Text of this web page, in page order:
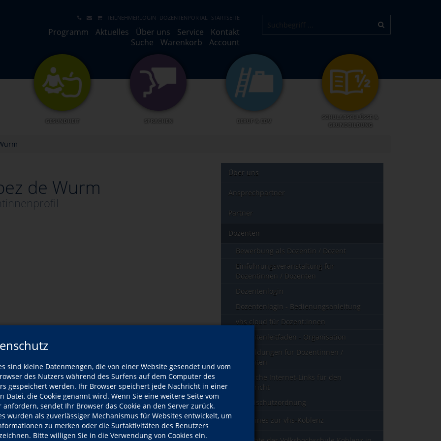
sind kleine Datenmengen, die von einer Website gesendet und vom
des Nutzers während des Surfens auf dem Computer des
gespeichert werden. Ihr Browser speichert jede Nachricht in einer
Datei, die Cookie genannt wird. Wenn Sie eine weitere Seite vom
anfordern, sendet Ihr Browser das Cookie an den Server zurück.
wurden als zuverlässiger Mechanismus für Websites entwickelt, um
zu merken oder die Surfaktivitäten des Benutzers
Bitte willigen Sie in die Verwendung von Cookies ein.
TEILNEHMERLOGIN DOZENTENPORTAL STARTSEITE
Programm Aktuelles Über uns Service
Kontakt
Suche
Warenkorb Account
GESUNDHEIT SPRACHEN BERUF & EDV
SCHULABSCHLÜSSE &
GRUNDBILDUNG
de Wurm
Dozentin
Wann?
Mo., 31.08.2026
Mo., 31.08.2026
Über uns
Ansprechpartner
Partner
Dozenten
Bewerbung als Dozentin / Dozent
Einführungsveranstaltung für
Dozentinnen / Dozenten
Dozentenlogin
Dozentenlogin - Bedienungsanleitung
vhs cloud für Dozent:innen
Dozentenleitfaden - Organisation
Fortbildungen für Dozentinnen /
Dozenten
Nützliche Internet-Links für den
Unterricht
Brandschutzordnung
Allgemeines zur vhs-Koblenz